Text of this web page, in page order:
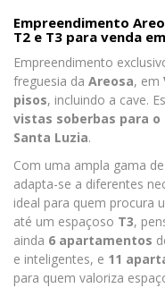
Empreendimento
T2 e T3 para venda
Empreendimento
freguesia da Areosa, em
pisos, incluindo a cave.
vistas soberbas para o
Santa Luzia.
Com uma ampla gama de
adapta-se a diferentes
ideal para quem procura
até um espaçoso T3,
ainda 6 apartamentos
e inteligentes, e 11
para quem valoriza